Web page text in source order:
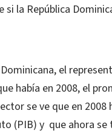
si la República
el
había en 2008, el
se ve que en
(PIB) y que ahora se